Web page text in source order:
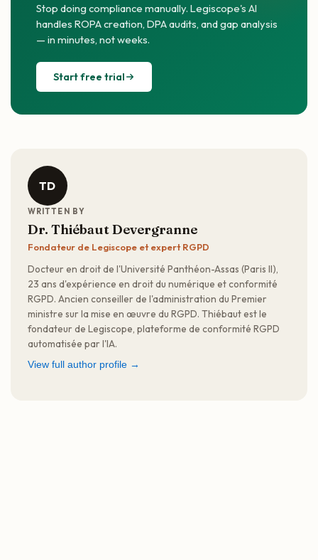
Stop doing compliance manually. Legiscope's AI
handles ROPA creation, DPA audits, and gap analysis
— in minutes, not weeks.
Start free trial
TD
WRITTEN BY
Dr. Thiébaut Devergranne
Fondateur de Legiscope et expert RGPD
Docteur en droit de l'Université Panthéon-Assas (Paris II),
23 ans d'expérience en droit du numérique et conformité
RGPD. Ancien conseiller de l'administration du Premier
ministre sur la mise en œuvre du RGPD. Thiébaut est le
fondateur de Legiscope, plateforme de conformité RGPD
automatisée par l'IA.
View full author profile →